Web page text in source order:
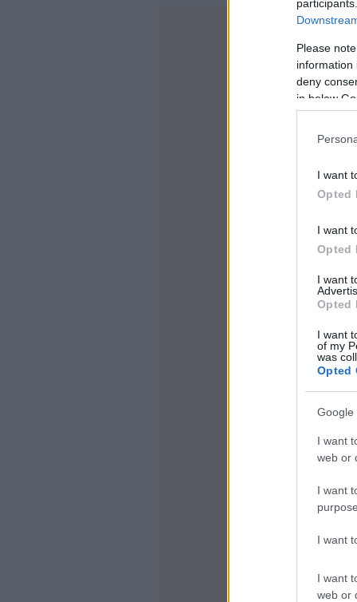
Please
information
deny
in below
I want
Opted
I want
Opted
I want
Opted
I want
of my
was
Opted
Google
I want
web or
I want
I want
I want
web or